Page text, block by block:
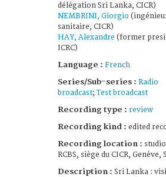
délégation Sri Lanka, CICR)
NEMBRINI, Giorgio
sanitaire, CICR)
HAY, Alexandre (former
ICRC)
Language : French
Series/Sub-series : Radio
broadcast;Test broadcast
Recording type : review
Recording kind : edited
Recording location :
RCBS, siège du CICR, Genève,
Description : Sri Lanka :